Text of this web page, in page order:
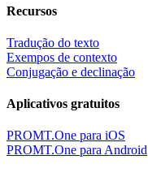
Recursos
Tradução do texto
Exempos de contexto
Conjugação e declinação
Aplicativos gratuitos
PROMT.One para iOS
PROMT.One para Android